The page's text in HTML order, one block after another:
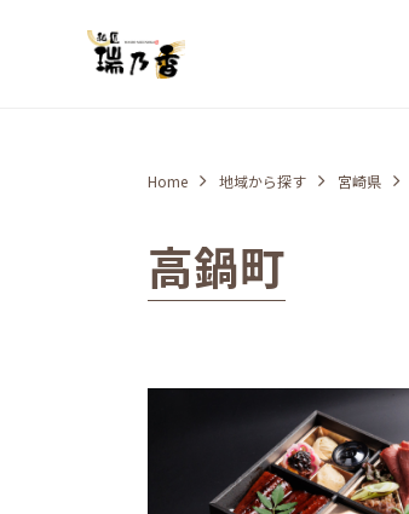
Home 地域から探す 宮崎県
高鍋町